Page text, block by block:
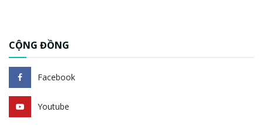
CỘNG ĐỒNG
Facebook
Youtube